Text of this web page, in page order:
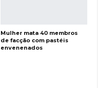
Mulher mata 40 membros
de facção com pastéis
envenenados